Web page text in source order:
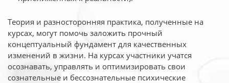
Теория и разносторонняя практика, полученные на
курсах, могут помочь заложить прочный
концептуальный фундамент для качественных
изменений в жизни. На курсах участники учатся
осознавать, управлять и оптимизировать свои
сознательные и бессознательные психические